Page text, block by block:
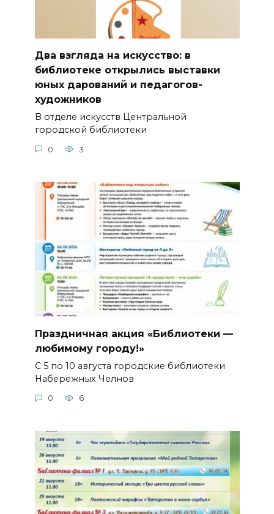
Два взгляда на искусство: в
библиотеке открылись выставки
юных дарований и педагогов-
художников
В отделе искусств Центральной
городской библиотеки
0 3
Праздничная акция «Библиотеки —
любимому городу!»
С 5 по 10 августа городские библиотеки
Набережных Челнов
0 6